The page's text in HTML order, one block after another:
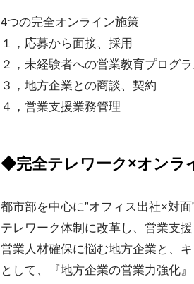
4つの完全オンライン施策
１，応募から面接、採用
２，未経験者への営業教育プログ
３，地方企業との商談、契約
４，営業支援業務管理
◆完全テレワーク×オンラ
都市部を中心に”オフィス出社×対
テレワーク体制に改革し、営業支
営業人材確保に悩む地方企業と、
として、『地方企業の営業力強化